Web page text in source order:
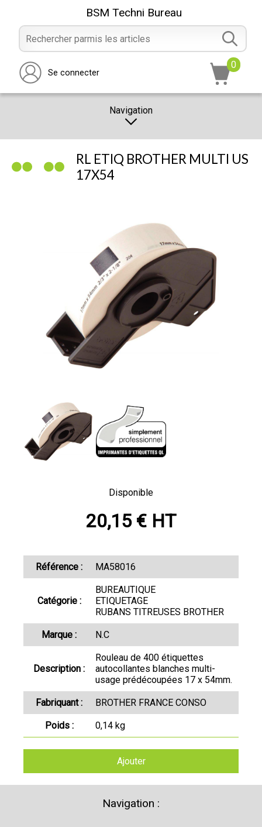
BSM Techni Bureau
Se connecter
0
Navigation
PROMOTION
RÉALISATION
RL ETIQ BROTHER MULTI US
17X54
Disponible
20,15 € HT
Référence : MA58016
Catégorie :
BUREAUTIQUE
ETIQUETAGE
RUBANS TITREUSES BROTHER
Marque : N.C
Description :
Rouleau de 400 étiquettes
autocollantes blanches multi-
usage prédécoupées 17 x 54mm.
Fabriquant : BROTHER FRANCE CONSO
Poids : 0,14 kg
Ajouter
Navigation :